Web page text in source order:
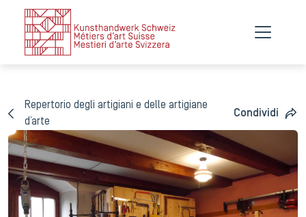
Repertorio degli artigiani e delle artigiane
d’arte
Condividi